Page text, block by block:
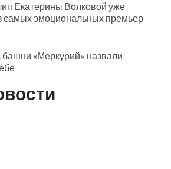
Екатерины Волковой уже
самых эмоциональных премьер
«Меркурий» назвали